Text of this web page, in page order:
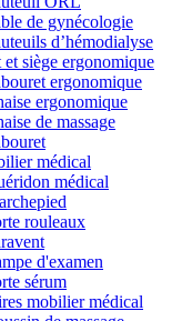
de gynécologie
d’hémodialyse
et siège ergonomique
ergonomique
ergonomique
de massage
médical
médical
rouleaux
d'examen
sérum
mobilier médical